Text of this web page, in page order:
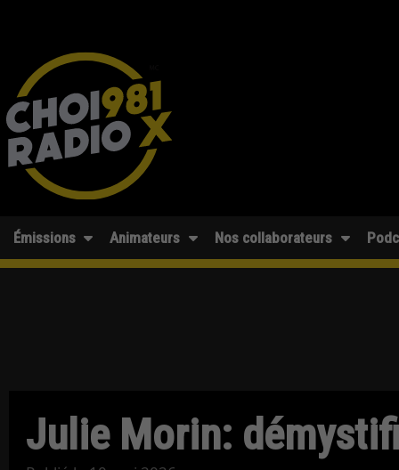
Émissions Animateurs Nos collaborateurs
Julie Morin: